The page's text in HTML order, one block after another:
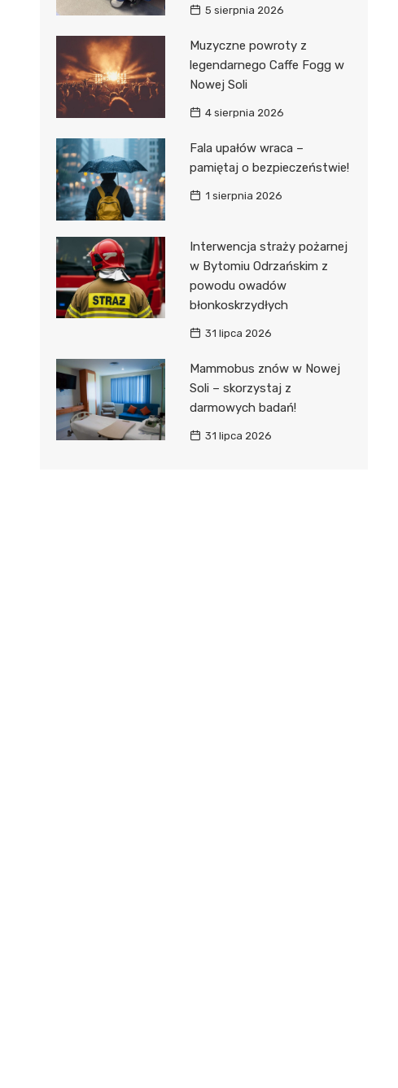
5 sierpnia 2026
Muzyczne powroty z
legendarnego Caffe Fogg w
Nowej Soli
4 sierpnia 2026
Fala upałów wraca –
pamiętaj o bezpieczeństwie!
1 sierpnia 2026
Interwencja straży pożarnej
w Bytomiu Odrzańskim z
powodu owadów
błonkoskrzydłych
31 lipca 2026
Mammobus znów w Nowej
Soli – skorzystaj z
darmowych badań!
31 lipca 2026